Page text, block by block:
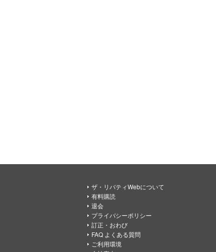
ザ・リバティWebについて
有料購読
退会
プライバシーポリシー
訂正・おわび
FAQ よくある質問
ご利用環境